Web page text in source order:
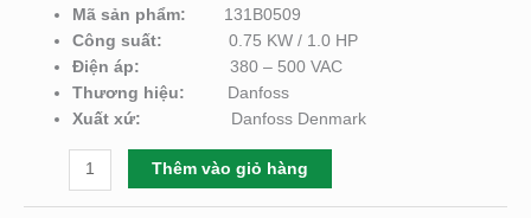
Mã sản phẩm: 131B0509
Công suất:0.75 KW / 1.0 HP
Điện áp:380 – 500 VAC
Thương hiệu:
Danfoss
Xuất xứ:
Danfoss Denmark
Thêm vào giỏ hàng